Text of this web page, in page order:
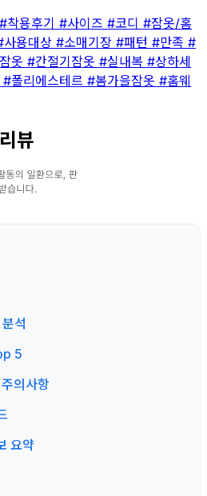
#착용후기 #사이즈 #코디 #잠옷/홈
사용대상 #소매기장 #패턴 #만족 #
옷 #간절기잠옷 #실내복 #상하세
#폴리에스테르 #봄가을잠옷 #홈웨
뷰
석
5
의사항
요약